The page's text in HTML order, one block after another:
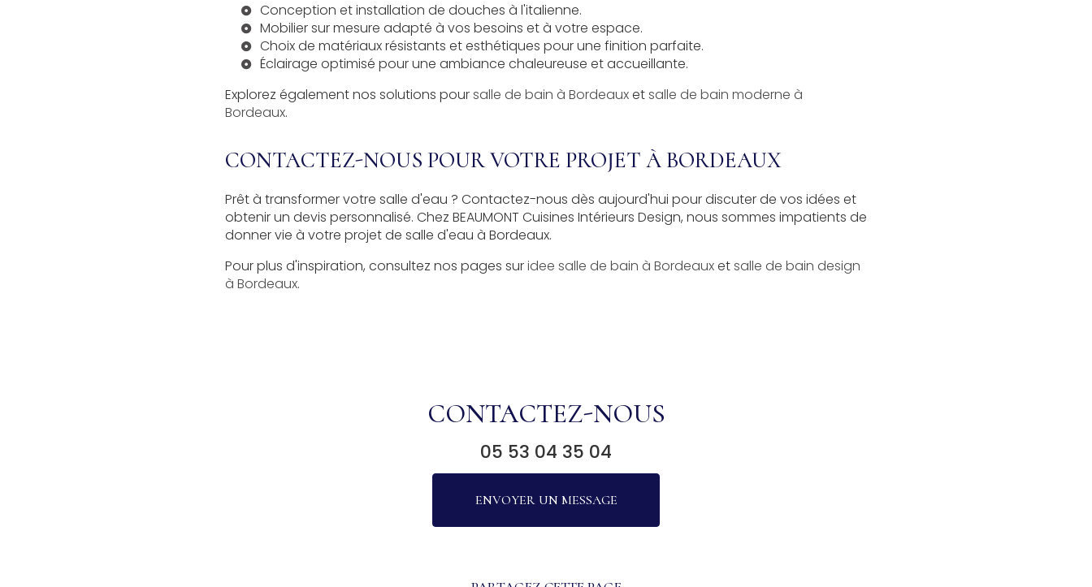
Conception et installation de douches à l'italienne.
Mobilier sur mesure adapté à vos besoins et à votre espace.
Choix de matériaux résistants et esthétiques pour une finition parfaite.
Éclairage optimisé pour une ambiance chaleureuse et accueillante.
Explorez également nos solutions poursalle de bain à Bordeauxetsalle de bain moderne à
Bordeaux.
CONTACTEZ-NOUS POUR VOTRE PROJET À BORDEAUX
Prêt à transformer votre salle d'eau ? Contactez-nous dès aujourd'hui pour discuter de vos idées et
obtenir un devis personnalisé. Chez BEAUMONT Cuisines Intérieurs Design, nous sommes impatients de
donner vie à votre projet de salle d'eau à Bordeaux.
Pour plus d'inspiration, consultez nos pages suridee salle de bain à Bordeauxetsalle de bain design
à Bordeaux.
CONTACTEZ-NOUS
05 53 04 35 04
ENVOYER UN MESSAGE